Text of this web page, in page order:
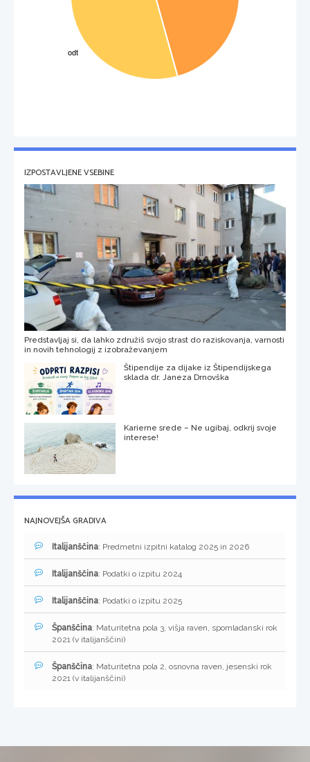
IZPOSTAVLJENE VSEBINE
Predstavljaj si, da lahko združiš svojo strast do raziskovanja, varnosti
in novih tehnologij z izobraževanjem
Štipendije za dijake iz Štipendijskega
sklada dr. Janeza Drnovška
Karierne srede – Ne ugibaj, odkrij svoje
interese!
NAJNOVEJŠA GRADIVA
Italijanščina: Predmetni izpitni katalog 2025 in 2026
Italijanščina: Podatki o izpitu 2024
Italijanščina: Podatki o izpitu 2025
Španščina: Maturitetna pola 3, višja raven, spomladanski rok
2021 (v italijanščini)
Španščina: Maturitetna pola 2, osnovna raven, jesenski rok
2021 (v italijanščini)